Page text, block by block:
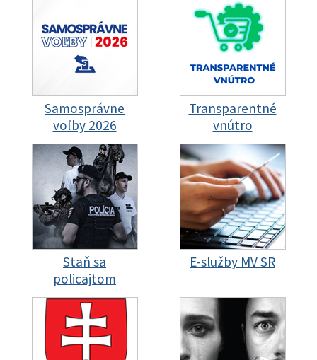
Samosprávne
voľby 2026
Transparentné
vnútro
Staň sa
policajtom
E-služby MV SR